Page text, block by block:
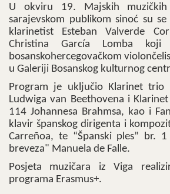
U okviru 19. Majskih muzičkih
sarajevskom publikom sinoć su
klarinetist Esteban Valverde
Christina García Lomba
bosanskohercegovačkom
u Galeriji Bosanskog kulturnog
Program je uključio Klarinet
Ludwiga van Beethovena i
114 Johannesa Brahmsa, kao i
klavir španskog dirigenta i
Carreñoa, te “Španski ples” br.
breveza" Manuela de Falle.
Posjeta muzičara iz Viga
programa Erasmus+.